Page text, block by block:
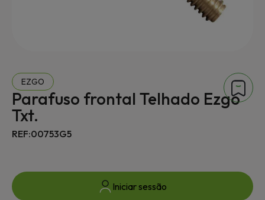
EZGO
Parafuso frontal Telhado Ezgo
Txt.
REF:00753G5
Iniciar sessão